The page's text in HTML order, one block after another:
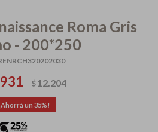
Roma Gris
- 200*250
$12.204
35